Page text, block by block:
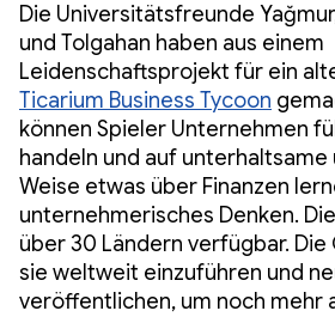
Die Universitätsfreunde
und Tolgahan haben aus einem
Leidenschaftsprojekt für ein
Ticarium Business Tycoon
können Spieler Unternehmen
handeln und auf
Weise etwas über Finanzen
unternehmerisches Denken.
über 30 Ländern verfügbar.
sie weltweit einzuführen und
veröffentlichen, um noch mehr